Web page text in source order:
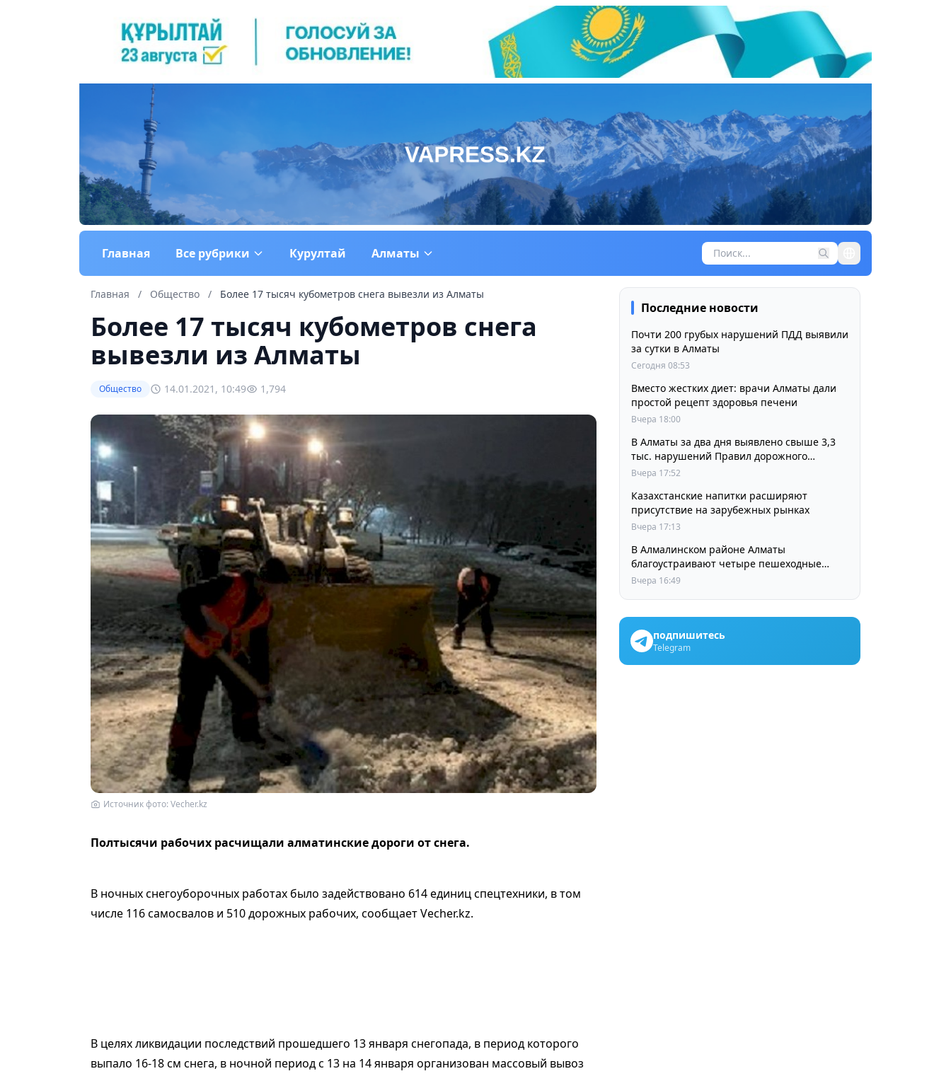
Главная Все рубрики Курултай Алматы
Главная / Общество / Более 17 тысяч кубометров снега вывезли из Алматы
Более 17 тысяч кубометров снега
вывезли из Алматы
Общество 14.01.2021, 10:49 1,794
Источник фото: Vecher.kz
Полтысячи рабочих расчищали алматинские дороги от снега.
В ночных снегоуборочных работах было задействовано 614 единиц спецтехники, в том
числе 116 самосвалов и 510 дорожных рабочих, сообщает Vecher.kz.
В целях ликвидации последствий прошедшего 13 января снегопада, в период которого
выпало 16-18 см снега, в ночной период с 13 на 14 января организован массовый вывоз
Последние новости
Почти 200 грубых нарушений ПДД выявили
за сутки в Алматы
Сегодня 08:53
Вместо жестких диет: врачи Алматы дали
Вчера 18:00
В Алматы за два дня выявлено свыше 3,3
тыс. нарушений Правил дорожного
движения
Вчера 17:52
Казахстанские напитки расширяют
присутствие на зарубежных рынках
Вчера 17:13
В Алмалинском районе Алматы
благоустраивают четыре пешеходные
зоны и сквер перед ТЮЗом
Вчера 16:49
подпишитесь
Telegram